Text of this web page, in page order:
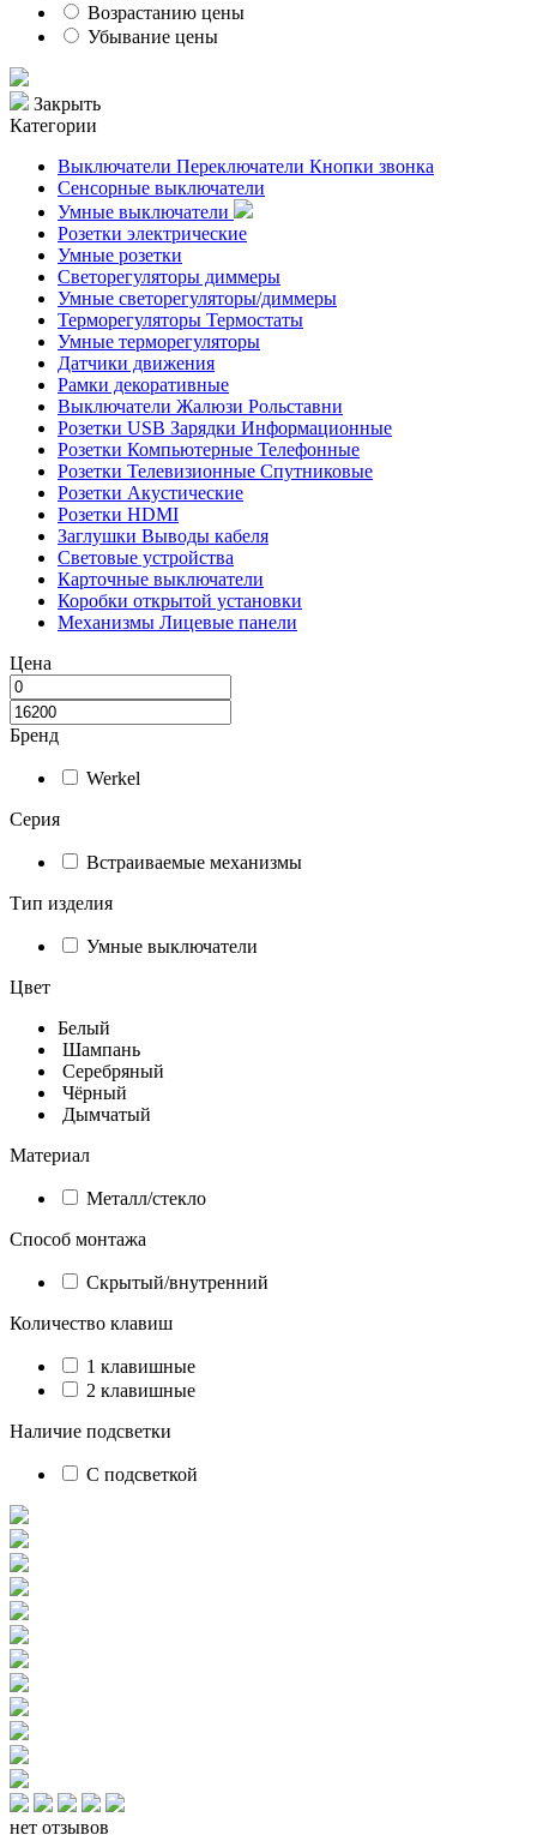
Возрастанию цены
Убывание цены
Закрыть
Категории
Выключатели Переключатели Кнопки звонка
Сенсорные выключатели
Умные выключатели
Розетки электрические
Умные розетки
Светорегуляторы диммеры
Умные светорегуляторы/диммеры
Терморегуляторы Термостаты
Умные терморегуляторы
Датчики движения
Рамки декоративные
Выключатели Жалюзи Рольставни
Розетки USB Зарядки Информационные
Розетки Компьютерные Телефонные
Розетки Телевизионные Спутниковые
Розетки Акустические
Розетки HDMI
Заглушки Выводы кабеля
Световые устройства
Карточные выключатели
Коробки открытой установки
Механизмы Лицевые панели
Цена
Бренд
Werkel
Серия
Встраиваемые механизмы
Тип изделия
Умные выключатели
Цвет
Белый
Шампань
Серебряный
Чёрный
Дымчатый
Материал
Металл/стекло
Способ монтажа
Скрытый/внутренний
Количество клавиш
1 клавишные
2 клавишные
Наличие подсветки
С подсветкой
нет отзывов